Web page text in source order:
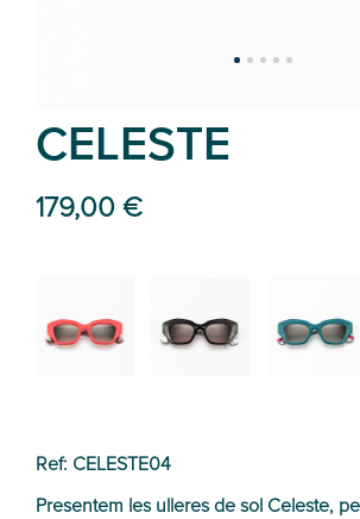
CELESTE
179,00 €
Ref: CELESTE04
Presentem les ulleres de sol Celeste,